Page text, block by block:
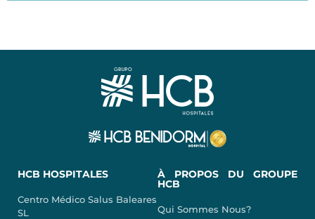
HCB HOSPITALES
Centro Médico Salus Baleares
SL
À PROPOS DU GROUPE
HCB
Qui Sommes Nous?